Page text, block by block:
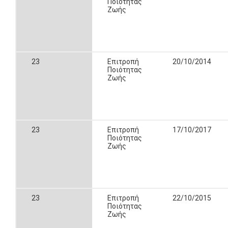
Ζωής
23
Επιτροπή
Ποιότητας
Ζωής
20/10/2014
23
Επιτροπή
Ποιότητας
Ζωής
17/10/2017
23
Επιτροπή
Ποιότητας
Ζωής
22/10/2015